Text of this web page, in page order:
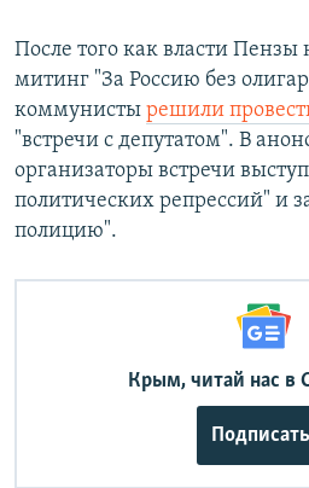
После того как власти Пензы
митинг "За Россию без
коммунисты решили
"встречи с депутатом". В
организаторы встречи
политических репрессий" и
полицию".
Крым, читай нас в